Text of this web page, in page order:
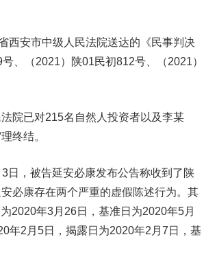
安市中级人民法院送达的《民事判决
、（2021）陕01民初812号、（2021）
已对215名自然人投资者以及李某
终结。
，被告延安必康发布公告称收到了陕
必康存在两个严重的虚假陈述行为。其
2020年3月26日，基准日为2020年5月
年2月5日，揭露日为2020年2月7日，基